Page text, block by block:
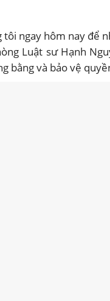
ngay hôm nay để
Luật sư Hạnh
bằng và bảo vệ